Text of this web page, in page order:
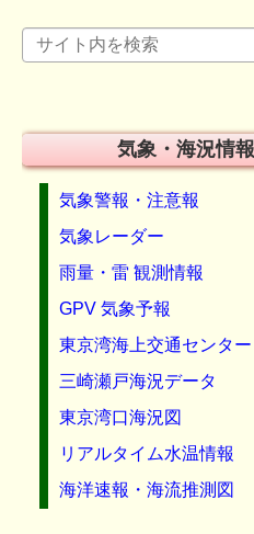
気象・海況情報
気象警報・注意報
気象レーダー
雨量・雷 観測情報
GPV 気象予報
東京湾海上交通センター
三崎瀬戸海況データ
東京湾口海況図
リアルタイム水温情報
海洋速報・海流推測図